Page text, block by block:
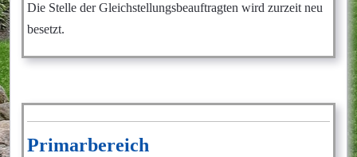
Die Stelle der Gleichstellungsbeauftragten wird zurzeit neu
besetzt.
Primarbereich